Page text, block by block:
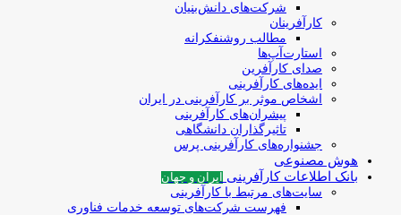
شرکت‌های دانش‌بنیان
کارآفرینان
مطالب روشنفکرانه
استارت‌آپ‌ها
صدای کارآفرین
ایده‌های کارآفرینی
اشخاص موثر بر کارآفرینی در ایران
پیشران‌های کارآفرینی
تاثیرگذاران دانشگاهی
جشنواره‌های کارآفرینی‌ پرس
هوش مصنوعی
بانک اطلاعات کارآفرینی
ایران و جهان
سایت‌های مرتبط با کارآفرینی
فهرست شرکت‌های‌‌ توسعه‌ خدمات فناوری